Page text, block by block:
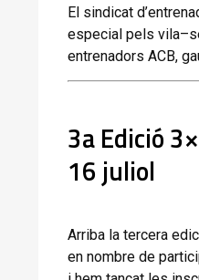
El sindicat
especial pels vila–
entrenadors ACB,
3aEdició
16 juliol
Arriba la tercera
en nombre de